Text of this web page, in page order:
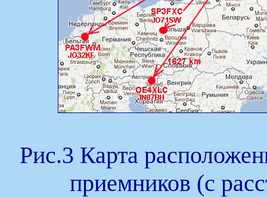
Рис.3 Карта
приемников (с